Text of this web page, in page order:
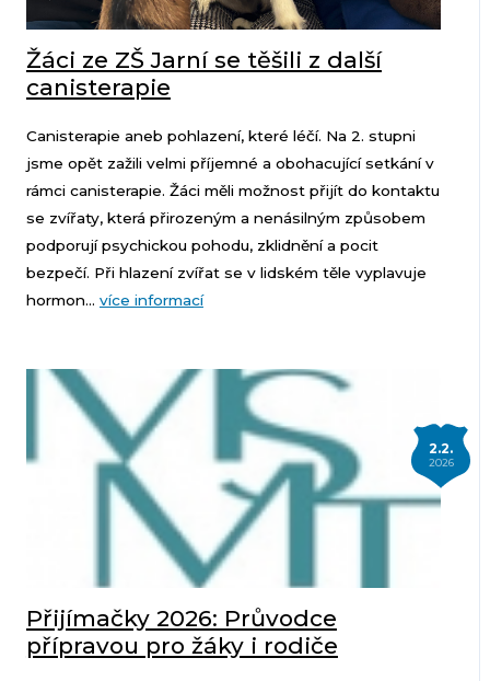
Žáci ze ZŠ Jarní se těšili z další
canisterapie
Canisterapie aneb pohlazení, které léčí. Na 2. stupni
jsme opět zažili velmi příjemné a obohacující setkání v
rámci canisterapie. Žáci měli možnost přijít do kontaktu
se zvířaty, která přirozeným a nenásilným způsobem
podporují psychickou pohodu, zklidnění a pocit
bezpečí. Při hlazení zvířat se v lidském těle vyplavuje
hormon... více informací
2.2.
2026
Přijímačky 2026: Průvodce
přípravou pro žáky i rodiče